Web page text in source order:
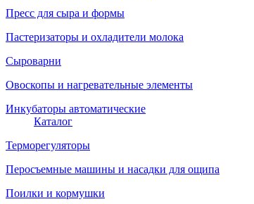
Пресс для сыра и формы
Пастеризаторы и охладители молока
Сыроварни
Овоскопы и нагревательные элементы
Инкубаторы автоматические
Каталог
Терморегуляторы
Перосъемные машины и насадки для ощипа
Поилки и кормушки